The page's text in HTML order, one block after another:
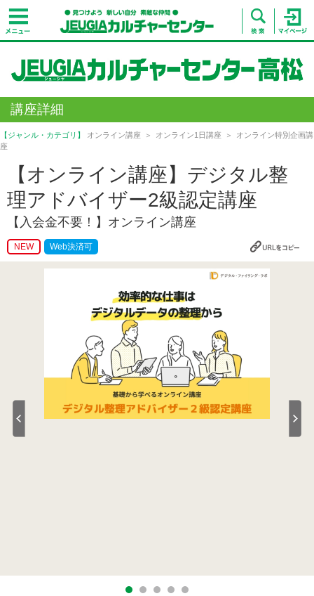
講座詳細
【ジャンル・カテゴリ】 オンライン講座 オンライン1日講座
オンライン特別企画講
座
【オンライン講座】デジタル整
理アドバイザー2級認定講座
【入会金不要！】オンライン講座
NEW Web決済可